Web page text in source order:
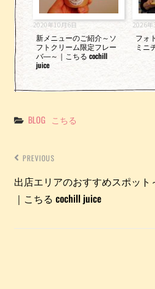
2020年10月6日
新メニューのご紹介～ソ
フトクリーム限定フレー
バ―～｜こちる cochill
juice
2026年
フォ
ミニ
Categories
BLOG こちる
PREVIOUS
出店エリアのおすすめスポット
｜こちる cochill juice